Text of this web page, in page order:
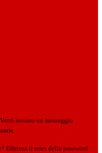
Verrà inviato un messaggio
Effettua il reset della password